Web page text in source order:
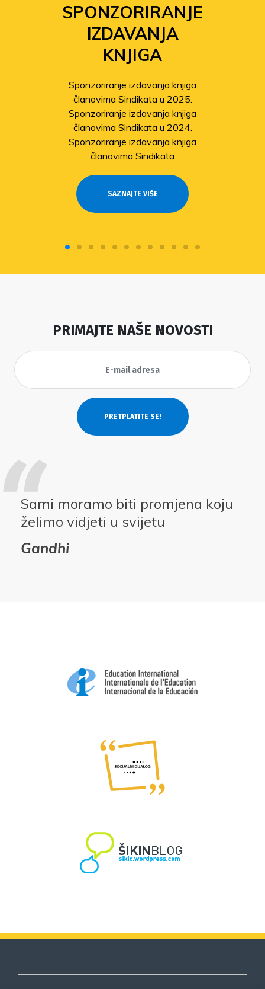
SPONZORIRANJE
IZDAVANJA
KNJIGA
Sponzoriranje izdavanja knjiga
članovima Sindikata u 2025.
Sponzoriranje izdavanja knjiga
članovima Sindikata u 2024.
Sponzoriranje izdavanja knjiga
članovima Sindikata
SAZNAJTE VIŠE
PRIMAJTE NAŠE NOVOSTI
Sami moramo biti promjena koju
želimo vidjeti u svijetu
Gandhi